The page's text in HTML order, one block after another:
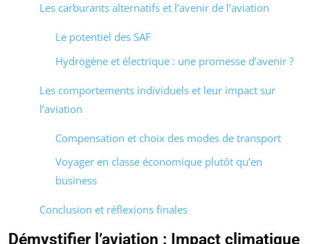
Les carburants alternatifs et l’avenir de l’aviation
Le potentiel des SAF
Hydrogène et électrique : une promesse d’avenir ?
Les comportements individuels et leur impact sur
l’aviation
Compensation et choix des modes de transport
Voyager en classe économique plutôt qu’en
business
Conclusion et réflexions finales
Démystifier l’aviation : Impact climatique